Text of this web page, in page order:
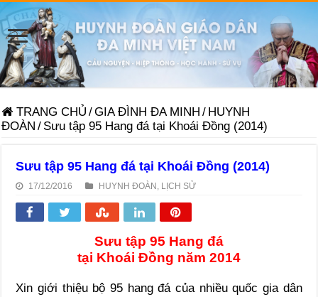
TRANG CHỦ /GIA ĐÌNH ĐA MINH / HUYNH
ĐOÀN / Sưu tập 95 Hang đá tại Khoái Đồng (2014)
Sưu tập 95 Hang đá tại Khoái Đồng (2014)
17/12/2016 HUYNH ĐOÀN LỊCH SỬ
Sưu tập 95 Hang đá
tại Khoái Đồng năm 2014
Xin giới thiệu bộ 95 hang đá của nhiều quốc gia dân